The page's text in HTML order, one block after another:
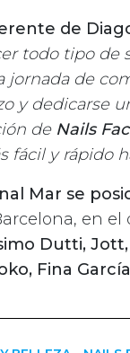
de
todo tipo de
de
y dedicarse
de Nails
fácil y rápido
Mar se
en el
Dutti,
Fina